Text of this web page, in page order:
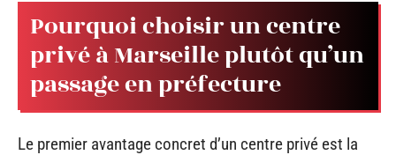
Pourquoi choisir un centre
privé à Marseille plutôt qu’un
passage en préfecture
Le premier avantage concret d’un centre privé est la